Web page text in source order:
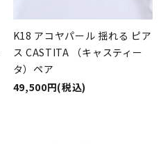
K18 アコヤパール 揺れる ピア
ス CASTITA （キャスティー
タ）ペア
49,500円(税込)